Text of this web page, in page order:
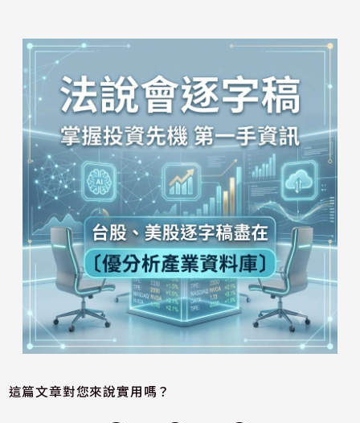
這篇文章對您來說實用嗎？